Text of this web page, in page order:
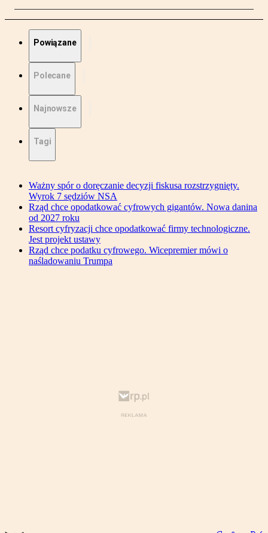
Powiązane
Polecane
Najnowsze
Tagi
Ważny spór o doręczanie decyzji fiskusa rozstrzygnięty.
Wyrok 7 sędziów NSA
Rząd chce opodatkować cyfrowych gigantów. Nowa danina
od 2027 roku
Resort cyfryzacji chce opodatkować firmy technologiczne.
Jest projekt ustawy
Rząd chce podatku cyfrowego. Wicepremier mówi o
naśladowaniu Trumpa